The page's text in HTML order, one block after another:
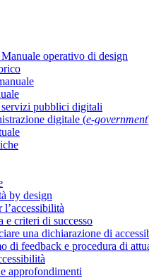
operativo di design
pubblici digitali
digitale (e-government
by design
e criteri di successo
una dichiarazione di
di feedback e procedura di
approfondimenti